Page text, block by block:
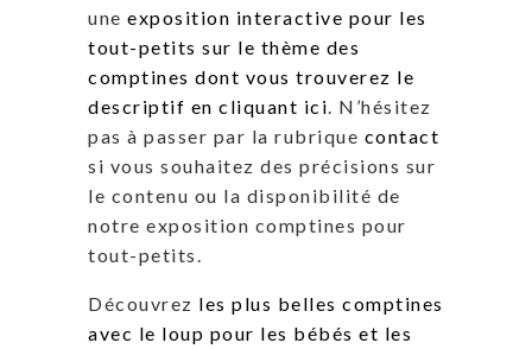
une exposition interactive pour les
tout-petits sur le thème des
comptines dont vous trouverez le
descriptif en cliquant ici . N’hésitez
pas à passer par la rubrique contact
si vous souhaitez des précisions sur
le contenu ou la disponibilité de
notre exposition comptines pour
tout-petits.
Découvrez les plus belles comptines
avec le loup pour les bébés et les